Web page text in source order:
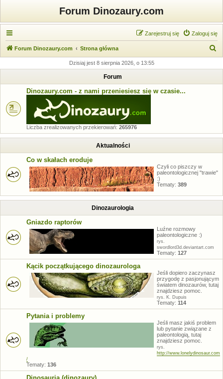
Forum Dinozaury.com
Zaloguj się
Zarejestruj się
Forum Dinozaury.com Strona główna
k
Dzisiaj jest 8 sierpnia 2026, o 13:55
Forum
Dinozaury.com - z nami przeniesiesz się w czasie...
Liczba zrealizowanych przekierowań: 265976
Aktualności
Co w skałach eroduje
Czyli co piszczy w
paleontologicznej "trawie"
:)
Tematy: 389
Dinozaurologia
Gniazdo raptorów
Luźne rozmowy
paleontologiczne :)
rys.
swordlord3d.deviantart.com
Tematy: 127
Kącik początkującego dinozaurologa
Jeśli dopiero zaczynasz
przygodę z pasjonującym
światem dinozaurów, tutaj
znajdziesz pomoc.
rys. K. Dupuis
Tematy: 114
Pytania i problemy
Jeśli masz jakiś problem
lub pytanie związane z
paleontologią, tutaj
znajdziesz pomoc.
rys.
http://www.lonelydinosaur.com
/
Tematy: 136